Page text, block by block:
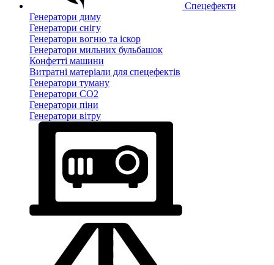
Спецефекти
Генератори диму
Генератори снігу
Генератори вогню та іскор
Генератори мильних бульбашок
Конфетті машини
Витратні матеріали для спецефектів
Генератори туману
Генератори CO2
Генератори піни
Генератори вітру